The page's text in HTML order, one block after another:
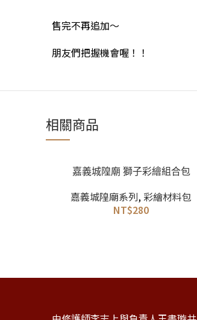
售完不再追加～
朋友們把握機會喔！！
相關商品
加入購物車嘉義城隍廟 獅子彩繪組合包
嘉義城隍廟系列, 彩繪材料包
NT$280